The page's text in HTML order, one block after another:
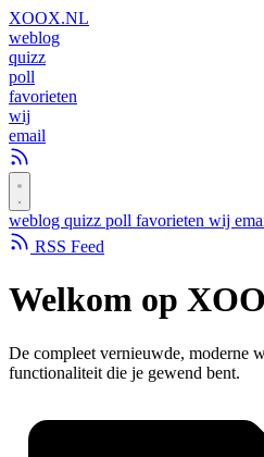
XOOX.NL
weblog
quizz
poll
favorieten
wij
email
weblog quizz poll favorieten wij
RSS Feed
Welkom op
De compleet vernieuwde, moderne
functionaliteit die je gewend bent.